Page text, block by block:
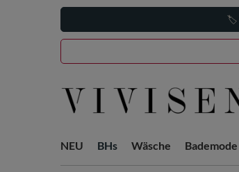
🏷️
NEU BHs Wäsche Bademode